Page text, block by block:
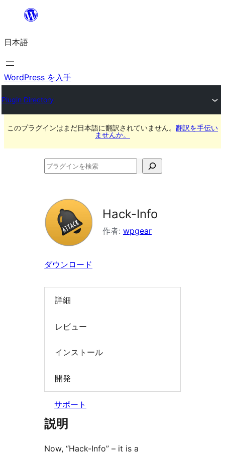
を
ス
キ
プ
日本語
WordPress を入手
Plugin Directory
このプラグインはまだ日本語に翻訳されていません。 翻訳を手伝い
ませんか。
プ
イ
ン
を
索
Hack-Info
作者: wpgear
ダウンロード
詳細
レビュー
インストール
開発
サポート
説明
Now, “Hack-Info” – it is a